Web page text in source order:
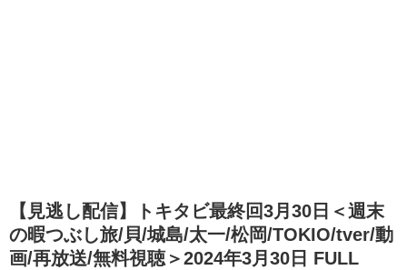
【見逃し配信】トキタビ最終回3月30日＜週末
の暇つぶし旅/貝/城島/太一/松岡/TOKIO/tver/動
画/再放送/無料視聴＞2024年3月30日 FULL